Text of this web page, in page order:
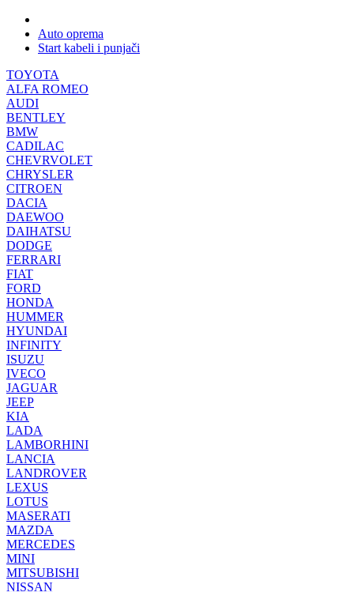
Auto oprema
Start kabeli i punjači
TOYOTA
ALFA ROMEO
AUDI
BENTLEY
BMW
CADILAC
CHEVRVOLET
CHRYSLER
CITROEN
DACIA
DAEWOO
DAIHATSU
DODGE
FERRARI
FIAT
FORD
HONDA
HUMMER
HYUNDAI
INFINITY
ISUZU
IVECO
JAGUAR
JEEP
KIA
LADA
LAMBORHINI
LANCIA
LANDROVER
LEXUS
LOTUS
MASERATI
MAZDA
MERCEDES
MINI
MITSUBISHI
NISSAN